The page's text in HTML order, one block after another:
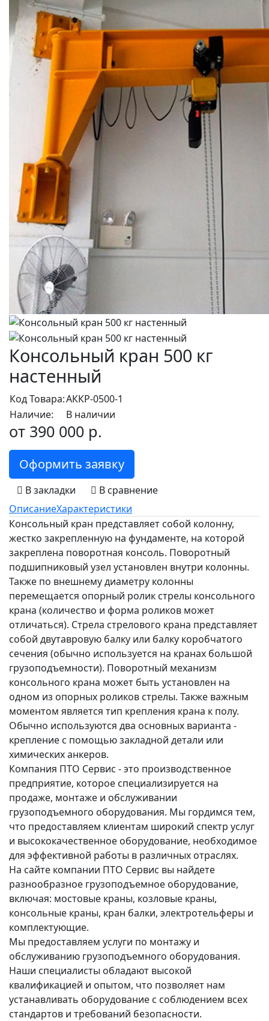
Консольный кран 500 кг
настенный
Код Товара:АККР-0500-1
Наличие:
В наличии
от 390 000 р.
Оформить заявку
В закладки
В сравнение
ОписаниеХарактеристики
Консольный кран представляет собой колонну,
жестко закрепленную на фундаменте, на которой
закреплена поворотная консоль. Поворотный
подшипниковый узел установлен внутри колонны.
Также по внешнему диаметру колонны
перемещается опорный ролик стрелы консольного
крана (количество и форма роликов может
отличаться). Стрела стрелового крана представляет
собой двутавровую балку или балку коробчатого
сечения (обычно используется на кранах большой
грузоподъемности). Поворотный механизм
консольного крана может быть установлен на
одном из опорных роликов стрелы. Также важным
моментом является тип крепления крана к полу.
Обычно используются два основных варианта -
крепление с помощью закладной детали или
химических анкеров.
Компания ПТО Сервис - это производственное
предприятие, которое специализируется на
продаже, монтаже и обслуживании
грузоподъемного оборудования. Мы гордимся тем,
что предоставляем клиентам широкий спектр услуг
и высококачественное оборудование, необходимое
для эффективной работы в различных отраслях.
На сайте компании ПТО Сервис вы найдете
разнообразное грузоподъемное оборудование,
включая: мостовые краны, козловые краны,
консольные краны, кран балки, электротельферы и
комплектующие.
Мы предоставляем услуги по монтажу и
обслуживанию грузоподъемного оборудования.
Наши специалисты обладают высокой
квалификацией и опытом, что позволяет нам
устанавливать оборудование с соблюдением всех
стандартов и требований безопасности.